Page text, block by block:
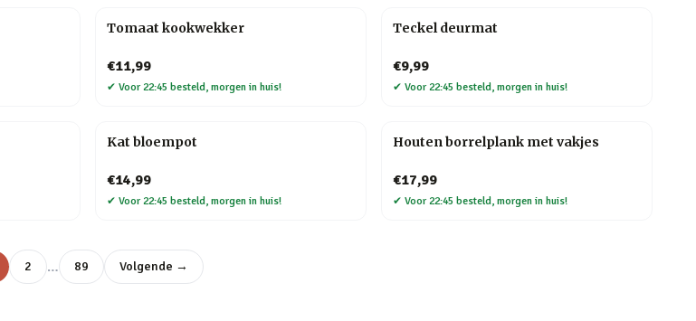
Tomaat kookwekker
€11,99
✔ Voor 22:45 besteld, morgen in huis!
Teckel deurmat
€9,99
✔ Voor 22:45 besteld, morgen in huis!
Kat bloempot
€14,99
✔ Voor 22:45 besteld, morgen in huis!
Houten borrelplank met vakjes
€17,99
✔ Voor 22:45 besteld, morgen in huis!
2 … 89 Volgende →